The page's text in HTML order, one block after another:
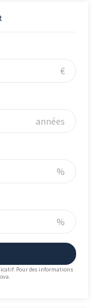
€
années
%
%
Pour des informations